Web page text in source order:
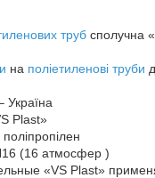
труб сполучна
на поліетиленові труби
Україна
Plast»
(16 атмосфер )
«VS Plast»